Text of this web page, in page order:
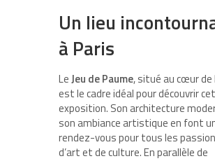
Un lieu
à Paris
LeJeu de Paume, situé au cœur de
est le cadre idéal pour découvrir
exposition. Son architecture
son ambiance artistique en font
rendez-vous pour tous les
d’art et de culture. En parallèle de